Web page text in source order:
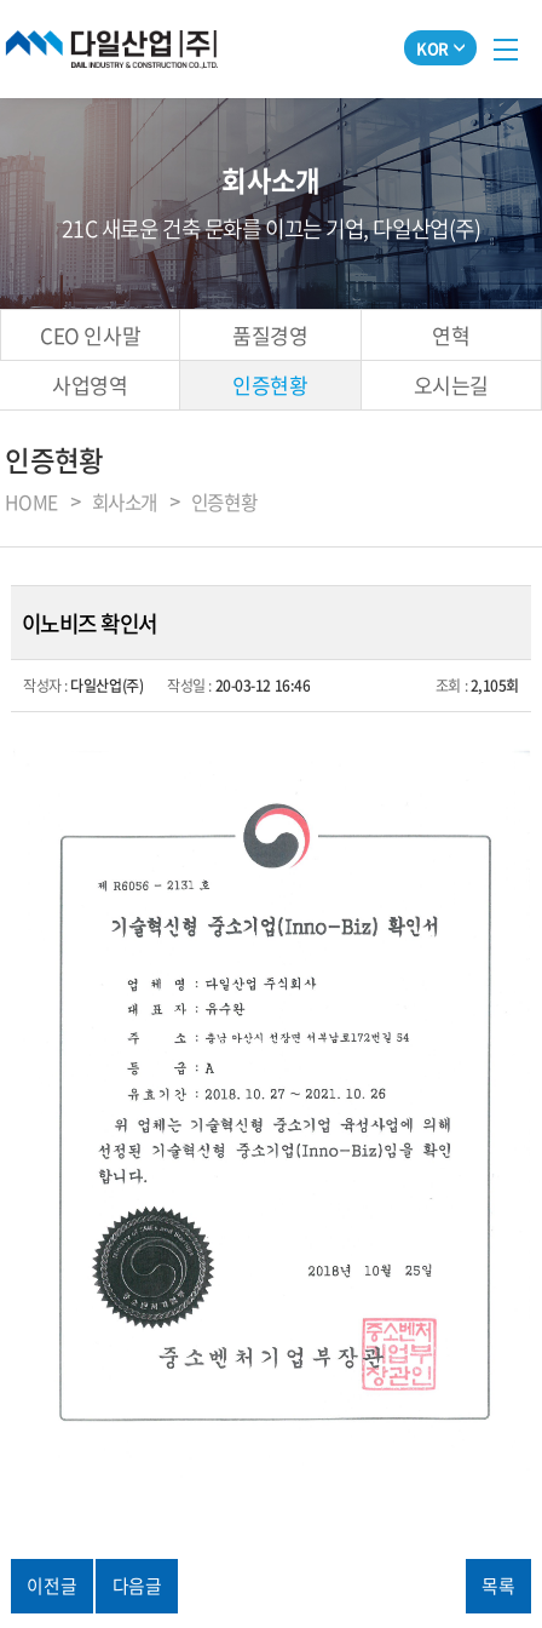
KOR
회사소개
21C 새로운 건축 문화를 이끄는 기업, 다일산업(주)
CEO 인사말 품질경영
연혁
사업영역
인증현황 오시는길
인증현황
HOME 회사소개 인증현황
이노비즈 확인서
작성자 :다일산업(주) 작성일 :20-03-12 16:46 조회 :2,105회
이전글 다음글 목록